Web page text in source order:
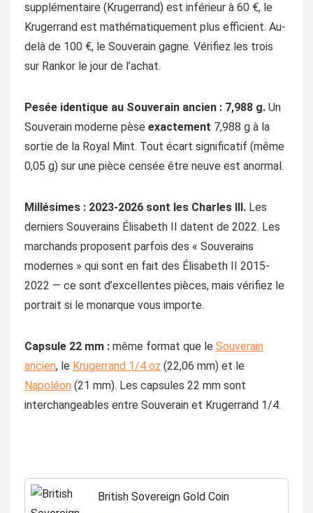
supplémentaire (Krugerrand) est inférieur à 60 €, le
Krugerrand est mathématiquement plus efficient. Au-
delà de 100 €, le Souverain gagne. Vérifiez les trois
sur Rankor le jour de l’achat.
Pesée identique au Souverain ancien : 7,988 g. Un
Souverain moderne pèse exactement 7,988 g à la
sortie de la Royal Mint. Tout écart significatif (même
0,05 g) sur une pièce censée être neuve est anormal.
Millésimes : 2023-2026 sont les Charles III. Les
derniers Souverains Élisabeth II datent de 2022. Les
marchands proposent parfois des « Souverains
modernes » qui sont en fait des Élisabeth II 2015-
2022 — ce sont d’excellentes pièces, mais vérifiez le
portrait si le monarque vous importe.
Capsule 22 mm : même format que le Souverain
ancien, le Krugerrand 1/4 oz (22,06 mm) et le
Napoléon (21 mm). Les capsules 22 mm sont
interchangeables entre Souverain et Krugerrand 1/4.
British Sovereign Gold Coin